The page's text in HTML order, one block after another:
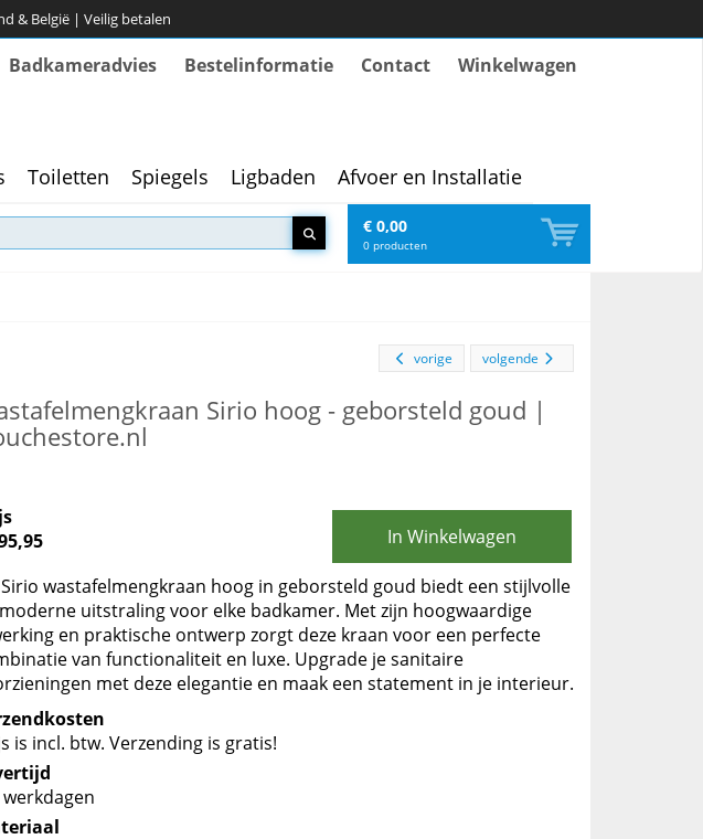
& België | Veilig betalen
Badkameradvies Bestelinformatie Contact Winkelwagen
Toiletten Spiegels Ligbaden Afvoer en Installatie
€ 0,00
0 producten
volgende
vorige
Sirio hoog - geborsteld goud |
In Winkelwagen
wastafelmengkraan hoog in geborsteld goud biedt een stijlvolle
uitstraling voor elke badkamer. Met zijn hoogwaardige
en praktische ontwerp zorgt deze kraan voor een perfecte
van functionaliteit en luxe. Upgrade je sanitaire
met deze elegantie en maak een statement in je interieur.
is incl. btw. Verzending is gratis!
werkdagen